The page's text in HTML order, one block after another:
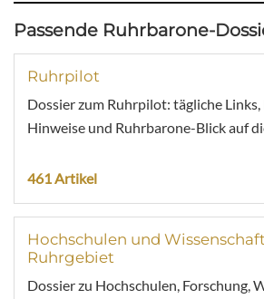
Passende Ruhrbarone-
Ruhrpilot
Dossier zum Ruhrpilot: tägliche
Hinweise und Ruhrbarone-Blick auf
461 Artikel
Hochschulen und
Ruhrgebiet
Dossier zu Hochschulen, Forschung,